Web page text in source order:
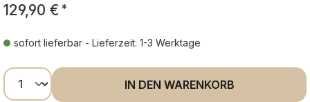
129,90 € *
sofort lieferbar - Lieferzeit: 1-3 Werktage
Produkt Anzahl: Gib den gewünschten
IN DEN WARENKORB